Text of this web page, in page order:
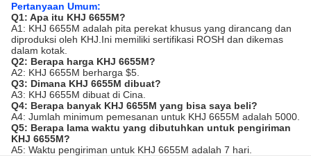
Pertanyaan Umum:
Q1: Apa itu KHJ 6655M?
A1: KHJ 6655M adalah pita perekat khusus yang dirancang dan
diproduksi oleh KHJ.Ini memiliki sertifikasi ROSH dan dikemas
dalam kotak.
Q2: Berapa harga KHJ 6655M?
A2: KHJ 6655M berharga $5.
Q3: Dimana KHJ 6655M dibuat?
A3: KHJ 6655M dibuat di Cina.
Q4: Berapa banyak KHJ 6655M yang bisa saya beli?
A4: Jumlah minimum pemesanan untuk KHJ 6655M adalah 5000.
Q5: Berapa lama waktu yang dibutuhkan untuk pengiriman
KHJ 6655M?
A5: Waktu pengiriman untuk KHJ 6655M adalah 7 hari.